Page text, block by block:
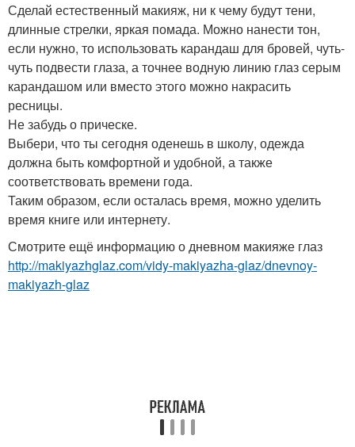
Сделай естественный макияж, ни к чему будут тени,
длинные стрелки, яркая помада. Можно нанести тон,
если нужно, то использовать карандаш для бровей, чуть-
чуть подвести глаза, а точнее водную линию глаз серым
карандашом или вместо этого можно накрасить
ресницы.
Не забудь о прическе.
Выбери, что ты сегодня оденешь в школу, одежда
должна быть комфортной и удобной, а также
соответствовать времени года.
Таким образом, если осталась время, можно уделить
время книге или интернету.
Смотрите ещё информацию о дневном макияже глаз
http://makiyazhglaz.com/vidy-makiyazha-glaz/dnevnoy-
makiyazh-glaz